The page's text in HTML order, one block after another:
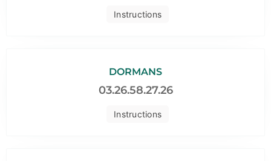
Instructions
Instructions
DORMANS
03.26.58.27.26